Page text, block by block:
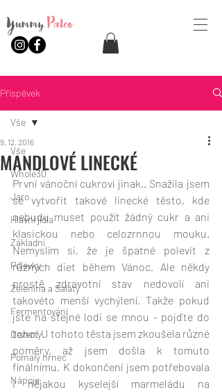
YummyPaleo
Příspěvek
Vše
Whole30
Jaro
Hlavní jídla
Základní
Polévky
Zelenina a Saláty
Fermentování
Dezerty
Pomalý hrnec
Nápoje
Vše
MANDLOVÉ LINECKÉ
9. 12. 2016
První vánoční cukroví jinak.. Snažila jsem
se vytvořit takové linecké těsto, kde
nebudu muset použít žádný cukr a ani
klasickou nebo celozrnnou mouku.
Nemyslím si, že je špatné polevit z
různých diet během Vánoc. Ale někdy
prostě zdravotní stav nedovolí ani
takovéto menší vychýlení. Takže pokud
jste na stejné lodi se mnou - pojďte do
toho! U tohoto těsta jsem zkoušela různé
poměry, až jsem došla k tomuto
finálnímu. K dokončení jsem potřebovala
i nějakou kyselejší marmeládu na